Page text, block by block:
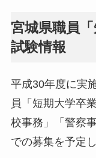
宮城県職員
試験情報
平成30年度に実
員「短期大学卒
校事務」「警察
での募集を予定